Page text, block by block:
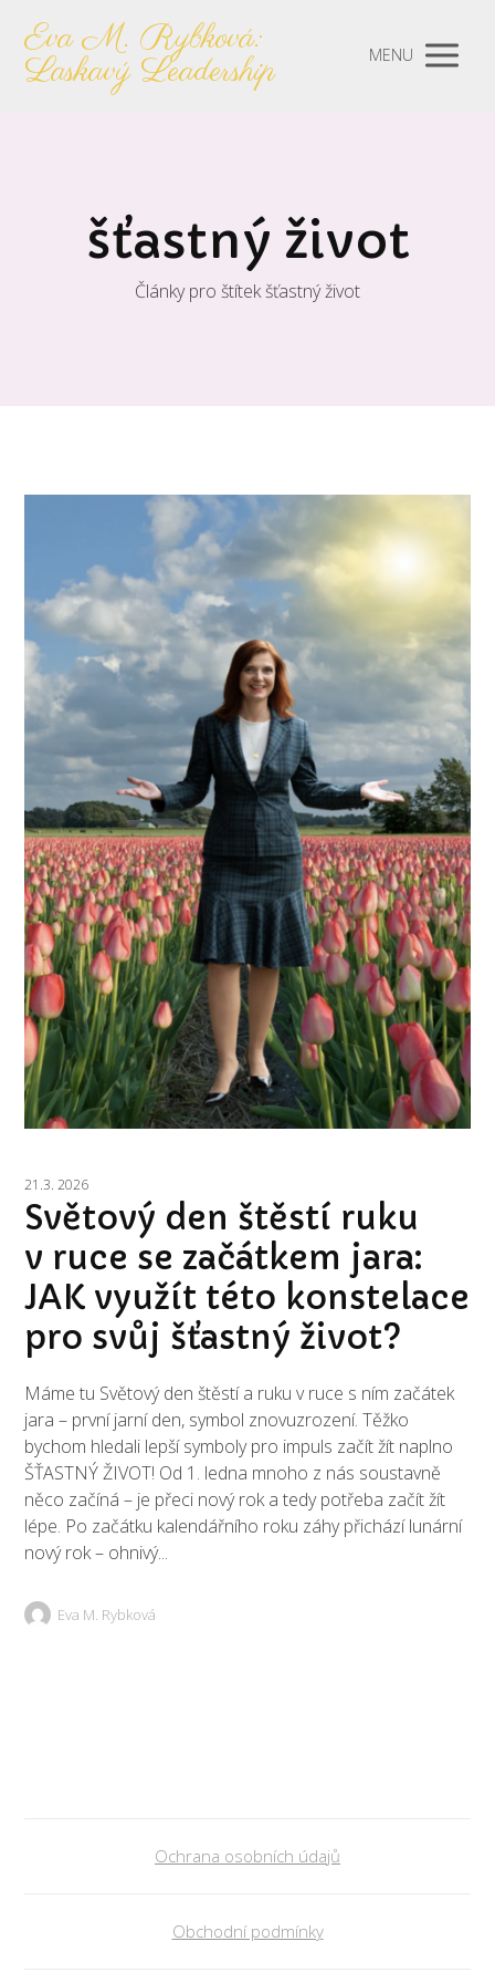
Eva M. Rybková:
Laskavý Leadership MENU
šťastný život
Články pro štítek šťastný život
21.3. 2026
Světový den štěstí ruku
v ruce se začátkem jara:
JAK využít této konstelace
pro svůj šťastný život?
Máme tu Světový den štěstí a ruku v ruce s ním začátek
jara – první jarní den, symbol znovuzrození. Těžko
bychom hledali lepší symboly pro impuls začít žít naplno
ŠŤASTNÝ ŽIVOT! Od 1. ledna mnoho z nás soustavně
něco začíná – je přeci nový rok a tedy potřeba začít žít
lépe. Po začátku kalendářního roku záhy přichází lunární
nový rok – ohnivý...
Eva M. Rybková
Ochrana osobních údajů
Obchodní podmínky